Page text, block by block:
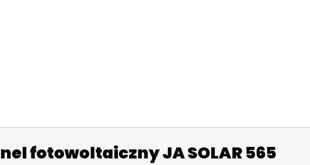
fotowoltaiczny JA SOLAR 565